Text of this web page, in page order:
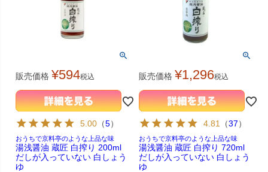
販売価格 ¥594税込
5.00 （5）
おうちで京料亭のような上品な味
湯浅醤油 蔵匠 白搾り 200ml
だしが入っていない 白しょう
ゆ
販売価格 ¥1,296税込
4.81 （37）
おうちで京料亭のような上品な味
湯浅醤油 蔵匠 白搾り 720ml
だしが入っていない 白しょう
ゆ